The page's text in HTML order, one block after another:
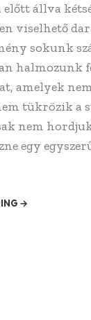
állva
viselhető
sokunk
halmozunk
amelyek
tükrözik a
nem
egy
→